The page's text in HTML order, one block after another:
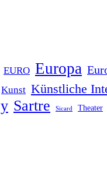
EURO Europa
Kunst Künstliche
Sartre Sicard Theater